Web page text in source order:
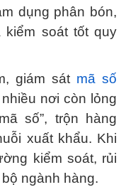
dụng phân bón,
soát tốt quy
giám sát mã số
nơi còn lỏng
số”, trộn hàng
xuất khẩu. Khi
kiểm soát, rủi
ngành hàng.